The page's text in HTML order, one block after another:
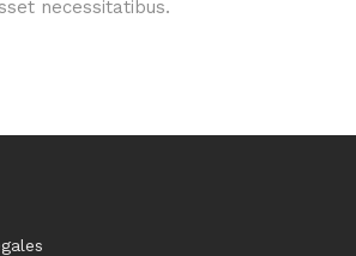
necessitatibus.